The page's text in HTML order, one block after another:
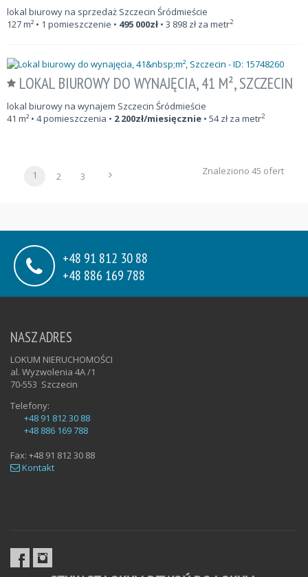
lokal biurowy na sprzedaż Szczecin Śródmieście
127m² • 1 pomieszczenie • 495 000zł • 3 898 zł za metr2
LOKAL BIUROWY DO WYNAJĘCIA, 41 M², SZCZECIN
lokal biurowy na wynajem Szczecin Śródmieście
41 m² • 4 pomieszczenia • 2 200zł/miesięcznie • 54zł za metr2
1 2 3 Znaleziono 45 ofert
+48 91 812 30 88
+48 886 169 788
NASZ ADRES
LOKUM NIERUCHOMOŚCI
al. Wyzwolenia 4A /1
70-553 Szczecin
Telefony:
+48 91 812 30 88
+48 886 169 788
Fax: +48 91 812 30 88
Kontakt